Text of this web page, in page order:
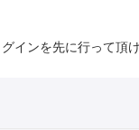
ンを先に行って頂